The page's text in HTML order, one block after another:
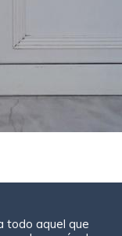
todo aquel que